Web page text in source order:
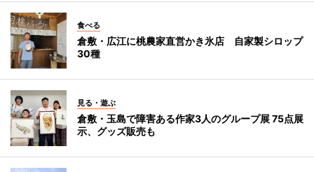
食べる
倉敷・広江に桃農家直営かき氷店 自家製シロップ
30種
見る・遊ぶ
倉敷・玉島で障害ある作家3人のグループ展 75点展
示、グッズ販売も